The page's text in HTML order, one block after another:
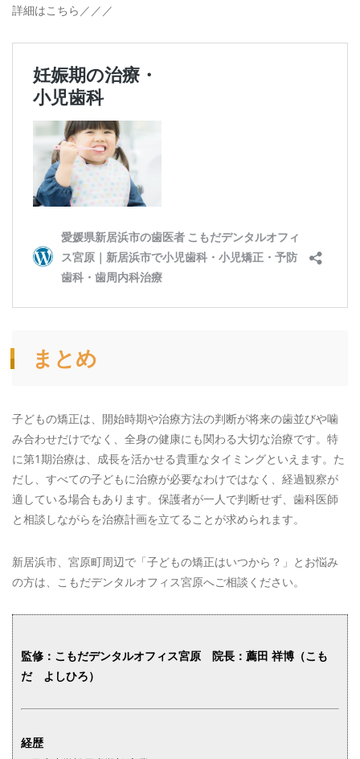
詳細はこちら／／／
まとめ
子どもの矯正は、開始時期や治療方法の判断が将来の歯並びや噛
み合わせだけでなく、全身の健康にも関わる大切な治療です。特
に第1期治療は、成長を活かせる貴重なタイミングといえます。た
だし、すべての子どもに治療が必要なわけではなく、経過観察が
適している場合もあります。保護者が一人で判断せず、歯科医師
と相談しながらを治療計画を立てることが求められます。
新居浜市、宮原町周辺で「子どもの矯正はいつから？」とお悩み
の方は、こもだデンタルオフィス宮原へご相談ください。
監修： こもだデンタルオフィス宮原 院長：薦田 祥博（こも
だ よしひろ）
経歴